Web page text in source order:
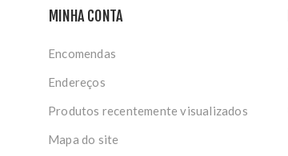
MINHA CONTA
Encomendas
Endereços
Produtos recentemente visualizados
Mapa do site